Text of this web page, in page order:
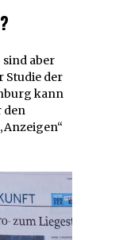
sind aber
Studie der
kann
den